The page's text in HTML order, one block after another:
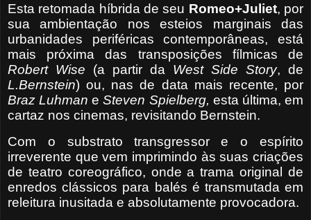
Esta retomada híbrida de seu Romeo+Juliet, por
sua ambientação nos esteios marginais das
urbanidades periféricas contemporâneas, está
mais próxima das transposições fílmicas de
Robert Wise (a partir da West Side Story, de
L.Bernstein) ou, nas de data mais recente, por
Braz Luhman eSteven Spielberg, esta última, em
cartaz nos cinemas, revisitando Bernstein.
Com o substrato transgressor e o espírito
irreverente que vem imprimindo às suas criações
de teatro coreográfico, onde a trama original de
enredos clássicos para balés é transmutada em
releitura inusitada e absolutamente provocadora.